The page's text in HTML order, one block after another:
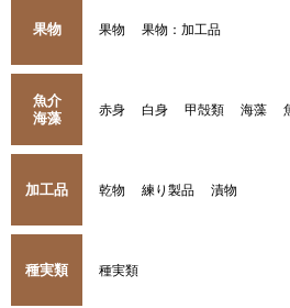
果物 果物 果物：加工品
魚介
海藻
赤身 白身 甲殻類 海藻
加工品 乾物 練り製品 漬物
種実類 種実類